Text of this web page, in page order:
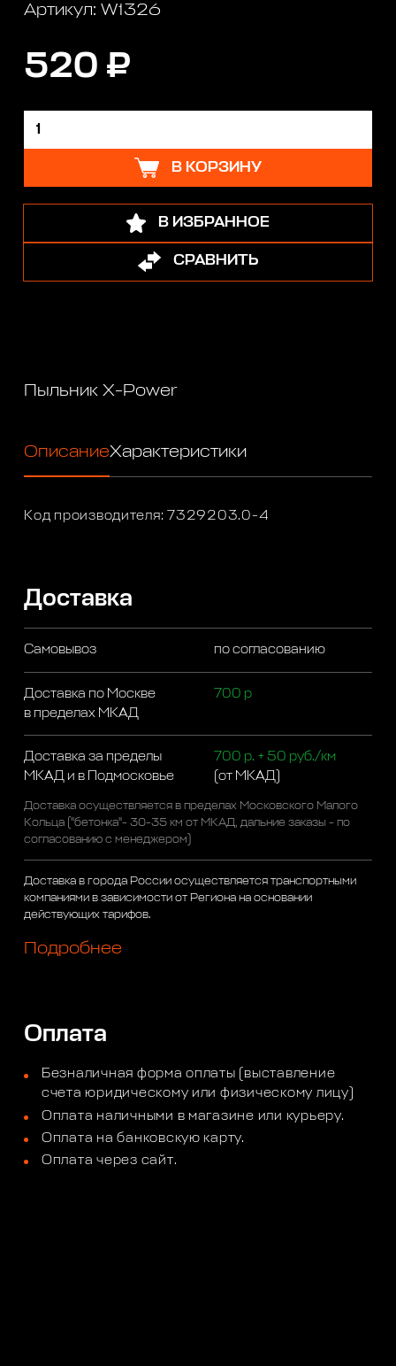
Артикул: W1326
520 ₽
В КОРЗИНУ
В ИЗБРАННОЕ
СРАВНИТЬ
Пыльник X-Power
ОписаниеХарактеристики
Код производителя: 7329203.0-4
Доставка
Самовывоз по согласованию
Доставка по Москве
в пределах МКАД
700 р
Доставка за пределы
МКАД и в Подмосковье
700 р. + 50 руб./км
(от МКАД)
Доставка осуществляется в пределах Московского Малого
Кольца ("бетонка"- 30-35 км от МКАД, дальние заказы - по
согласованию с менеджером)
Доставка в города России осуществляется транспортными
компаниями в зависимости от Региона на основании
действующих тарифов.
Подробнее
Оплата
Безналичная форма оплаты (выставление
счета юридическому или физическому лицу)
Оплата наличными в магазине или курьеру.
Оплата на банковскую карту.
Оплата через сайт.